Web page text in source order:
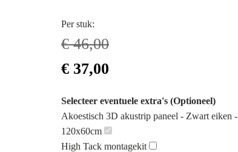
Per stuk:
€46,00
Oorspronkelijke
prijs
was:
€ 46,00.
€ 37,00
prijs
is:
€ 37,00.
Selecteer eventuele extra's (Optioneel)
Akoestisch 3D akustrip paneel - Zwart eiken -
120x60cm
High Tack montagekit